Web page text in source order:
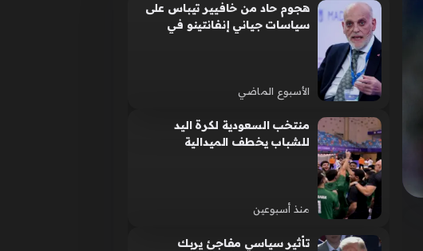
هجوم حاد من خافيير تيباس على
سياسات جياني إنفانتينو في
الأسبوع الماضي
منتخب السعودية لكرة اليد
للشباب يخطف الميدالية
منذ أسبوعين
تأثير سياسي مفاجئ يربك